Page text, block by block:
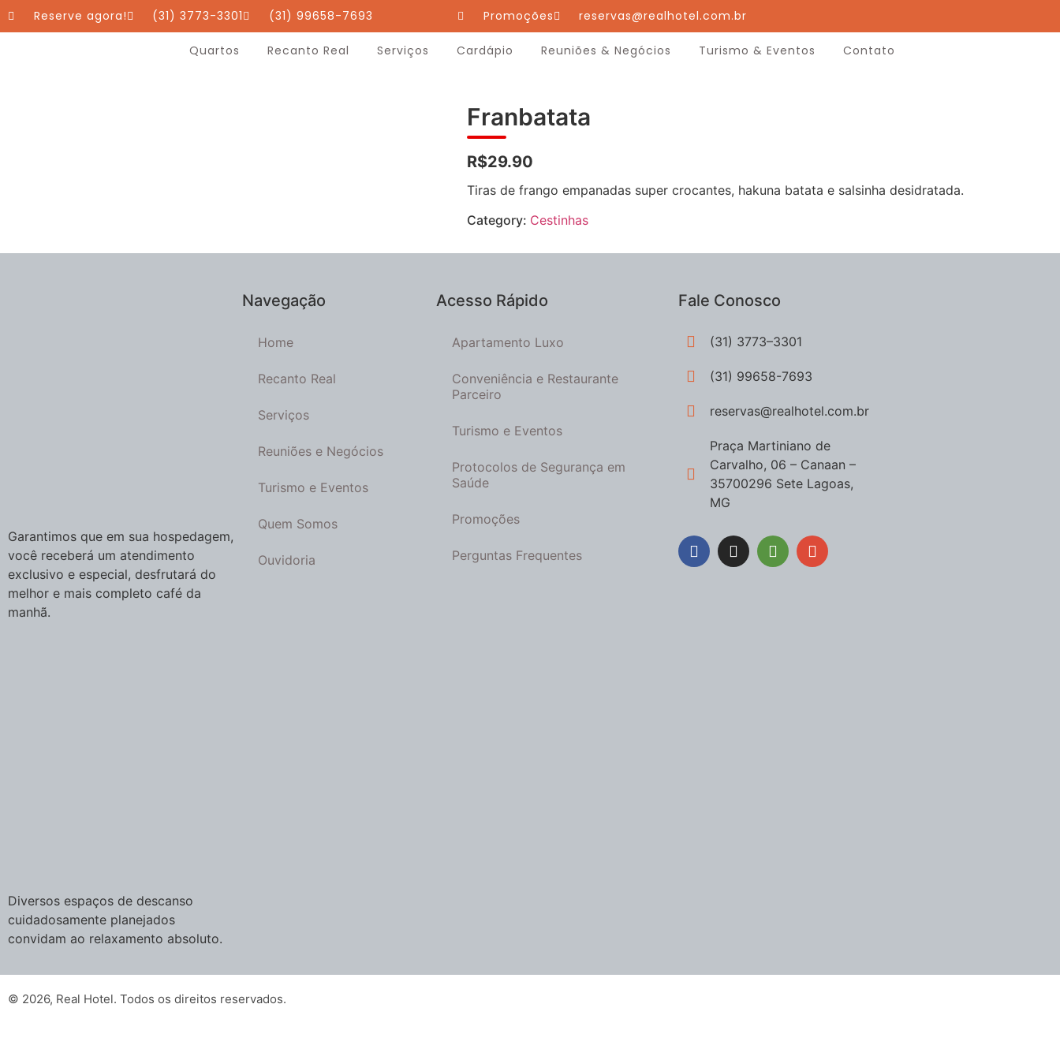
Reserve agora! (31) 3773-3301 (31) 99658-7693 Promoções reservas@realhotel.com.br
Quartos Recanto Real Serviços Cardápio Reuniões & Negócios Turismo & Eventos Contato
Franbatata
R$29.90
Tiras de frango empanadas super crocantes, hakuna batata e salsinha desidratada.
Category: Cestinhas
Garantimos que em sua hospedagem,
você receberá um atendimento
exclusivo e especial, desfrutará do
melhor e mais completo café da
manhã.
Diversos espaços de descanso
cuidadosamente planejados
convidam ao relaxamento absoluto.
Navegação
Home
Recanto Real
Serviços
Reuniões e Negócios
Turismo e Eventos
Quem Somos
Ouvidoria
Acesso Rápido
Apartamento Luxo
Conveniência e Restaurante
Parceiro
Turismo e Eventos
Protocolos de Segurança em
Saúde
Promoções
Perguntas Frequentes
Fale Conosco
(31) 3773–3301
(31) 99658-7693
reservas@realhotel.com.br
Praça Martiniano de
Carvalho, 06 – Canaan –
35700296 Sete Lagoas,
MG
© 2026, Real Hotel. Todos os direitos reservados.